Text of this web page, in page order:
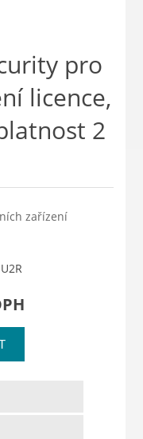
pro
licence,
2
zařízení